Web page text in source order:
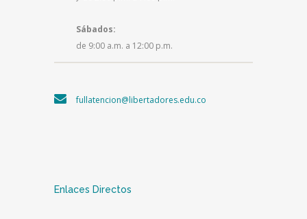
Sábados:
de 9:00 a.m. a 12:00 p.m.
fullatencion@libertadores.edu.co
Enlaces Directos